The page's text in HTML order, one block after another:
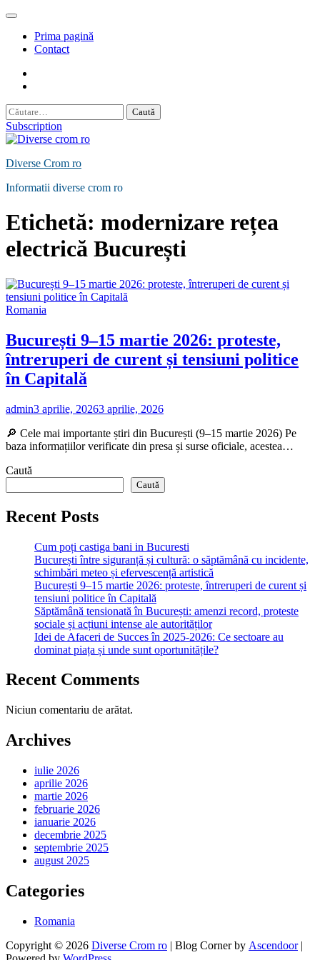
Skip
contentPrima pagină
Contact
Confidențialitate
Caută
după:
Subscription
Diverse Crom ro
Informatii diverse crom ro
Etichetă: modernizare rețea
electrică București
Romania
București 9–15 martie 2026: proteste,
întreruperi de curent și tensiuni politice
în Capitală
admin3 aprilie, 20263 aprilie, 2026
🔎 Cele mai importante știri din București (9–15 martie 2026) Pe
baza informațiilor verificate din presa și surse oficiale, acestea…
Caută
Caută
Recent Posts
Cum poți castiga bani in Bucuresti
București între siguranță și cultură: o săptămână cu incidente,
schimbări meteo și efervescență artistică
București 9–15 martie 2026: proteste, întreruperi de curent și
tensiuni politice în Capitală
Săptămână tensionată în București: amenzi record, proteste
sociale și acțiuni intense ale autorităților
Idei de Afaceri de Succes în 2025-2026: Ce sectoare au
dominat piața și unde sunt oportunitățile?
Recent Comments
Niciun comentariu de arătat.
Archives
iulie 2026
aprilie 2026
martie 2026
februarie 2026
ianuarie 2026
decembrie 2025
septembrie 2025
august 2025
Categories
Romania
Copyright © 2026 Diverse Crom ro | Blog Corner by Ascendoor|